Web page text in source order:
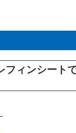
ィンシート